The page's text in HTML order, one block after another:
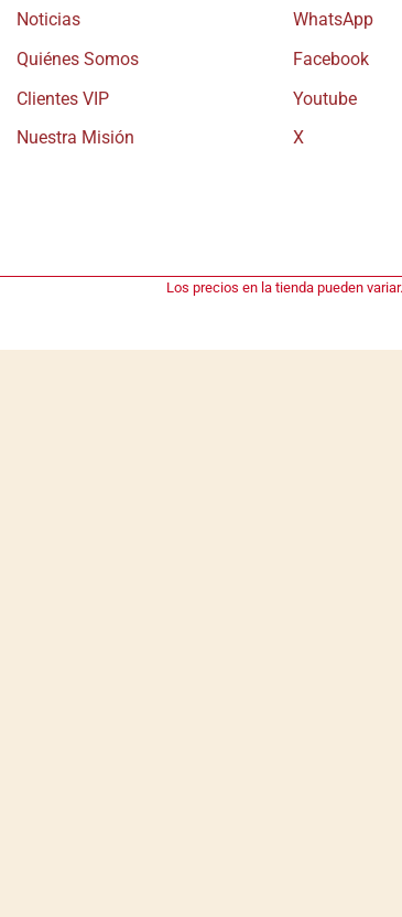
Noticias
Quiénes Somos
Clientes VIP
Nuestra Misión
WhatsApp
Facebook
Youtube
X
Los precios en la tienda pueden